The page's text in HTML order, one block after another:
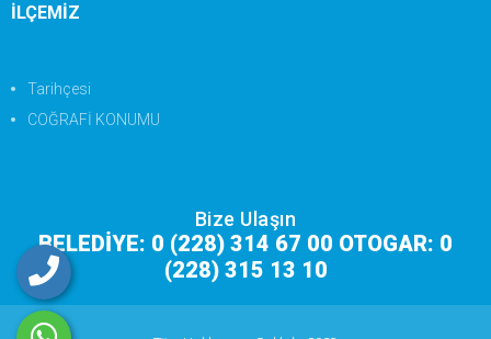
İLÇEMİZ
Tarihçesi
COĞRAFİ KONUMU
Bize Ulaşın
BELEDİYE: 0 (228) 314 67 00 OTOGAR: 0
(228) 315 13 10